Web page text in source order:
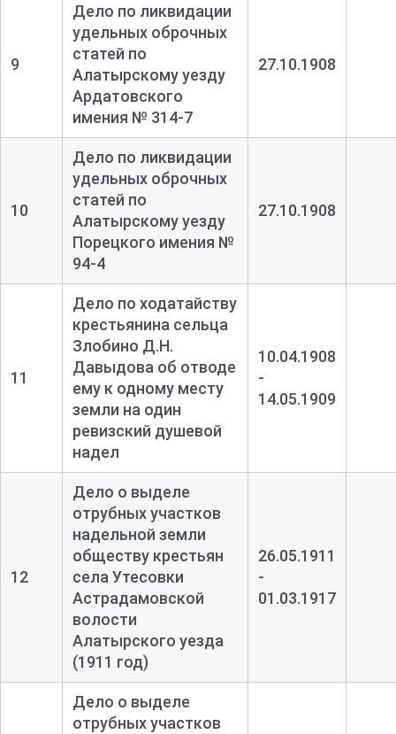
9
Дело по ликвидации
удельных оброчных
статей по
Алатырскому уезду
Ардатовского
имения № 314-7
27.10.1908
10
Дело по ликвидации
удельных оброчных
статей по
Алатырскому уезду
Порецкого имения №
94-4
27.10.1908
11
Дело по ходатайству
крестьянина сельца
Злобино Д.Н.
Давыдова об отводе
ему к одному месту
земли на один
ревизский душевой
надел
10.04.1908
-
14.05.1909
12
Дело о выделе
отрубных участков
надельной земли
обществу крестьян
села Утесовки
Астрадамовской
волости
Алатырского уезда
(1911 год)
26.05.1911
-
01.03.1917
Дело о выделе
отрубных участков